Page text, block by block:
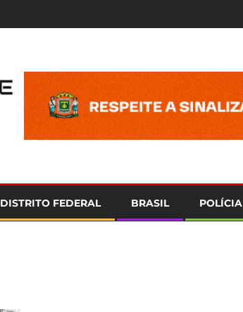
DISTRITO FEDERAL BRASIL POLÍCIA